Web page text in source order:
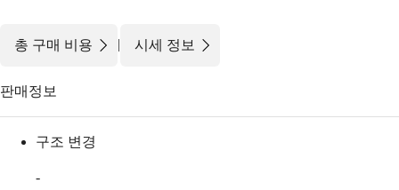
총 구매 비용 | 시세 정보
판매정보
구조 변경
-